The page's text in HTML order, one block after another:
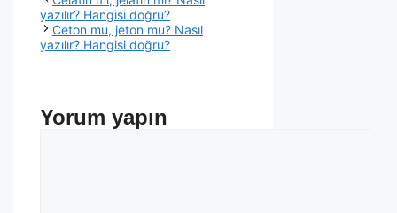
yazılır? Hangisi doğru?
Ceton mu, jeton mu? Nasıl
yazılır? Hangisi doğru?
Yorum yapın